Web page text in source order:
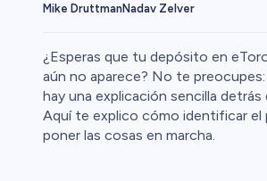
Mike DruttmanNadav Zelver
¿Esperas que tu depósito en
aún no aparece? No te
hay una explicación sencilla detrás
Aquí te explico cómo identificar el
poner las cosas en marcha.